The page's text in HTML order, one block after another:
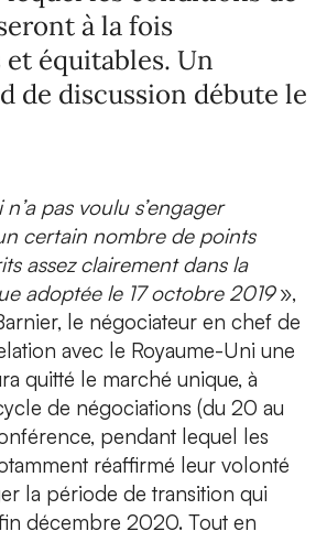
à la fois
équitables. Un
de discussion débute le
pas voulu s’engager
certain nombre de points
assez clairement dans la
adoptée le 17 octobre 2019»,
le négociateur en chef de
avec le Royaume-Uni une
quitté le marché unique, à
de négociations (du 20 au
pendant lequel les
réaffirmé leur volonté
la période de transition qui
décembre 2020. Tout en